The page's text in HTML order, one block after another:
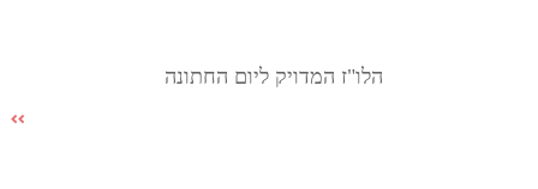
הלו"ז המדויק ליום החתונה